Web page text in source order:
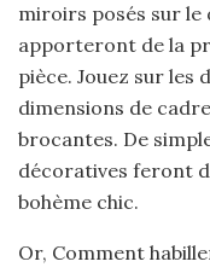
miroirs posés sur le
apporteront de la
pièce. Jouez sur les
dimensions de
brocantes. De
décoratives feront
bohème chic.
Or, Comment